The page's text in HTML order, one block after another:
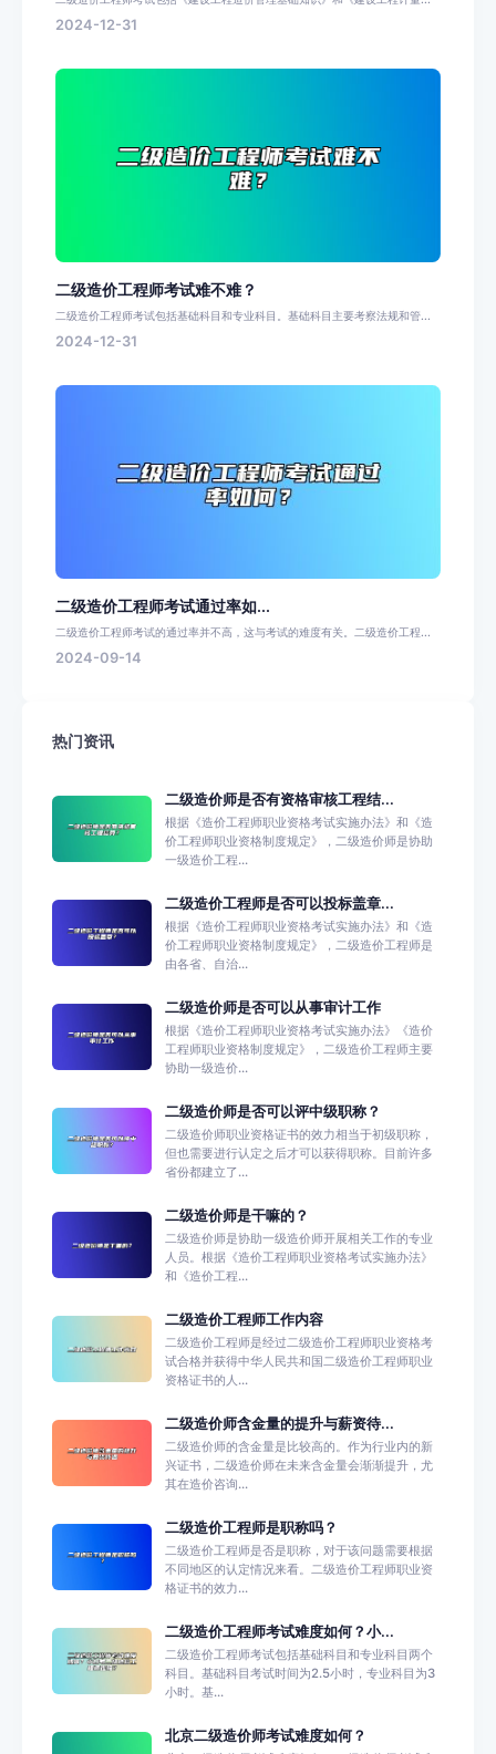
2024-12-31
二级造价工程师考试难不难？
二级造价工程师考试包括基础科目和专业科目。基础科目主要考察法规和管...
2024-12-31
二级造价工程师考试通过率如...
二级造价工程师考试的通过率并不高，这与考试的难度有关。二级造价工程...
2024-09-14
热门资讯
二级造价师是否有资格审核工程结...
根据《造价工程师职业资格考试实施办法》和《造
价工程师职业资格制度规定》，二级造价师是协助
一级造价工程...
二级造价工程师是否可以投标盖章...
根据《造价工程师职业资格考试实施办法》和《造
价工程师职业资格制度规定》，二级造价工程师是
由各省、自治...
二级造价师是否可以从事审计工作
根据《造价工程师职业资格考试实施办法》《造价
工程师职业资格制度规定》，二级造价工程师主要
协助一级造价...
二级造价师是否可以评中级职称？
二级造价师职业资格证书的效力相当于初级职称，
但也需要进行认定之后才可以获得职称。目前许多
省份都建立了...
二级造价师是干嘛的？
二级造价师是协助一级造价师开展相关工作的专业
人员。根据《造价工程师职业资格考试实施办法》
和《造价工程...
二级造价工程师工作内容
二级造价工程师是经过二级造价工程师职业资格考
试合格并获得中华人民共和国二级造价工程师职业
资格证书的人...
二级造价师含金量的提升与薪资待...
二级造价师的含金量是比较高的。作为行业内的新
兴证书，二级造价师在未来含金量会渐渐提升，尤
其在造价咨询...
二级造价工程师是职称吗？
二级造价工程师是否是职称，对于该问题需要根据
不同地区的认定情况来看。二级造价工程师职业资
格证书的效力...
二级造价工程师考试难度如何？小...
二级造价工程师考试包括基础科目和专业科目两个
科目。基础科目考试时间为2.5小时，专业科目为3
小时。基...
北京二级造价师考试难度如何？